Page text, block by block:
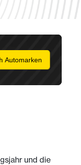
Automarken
und die